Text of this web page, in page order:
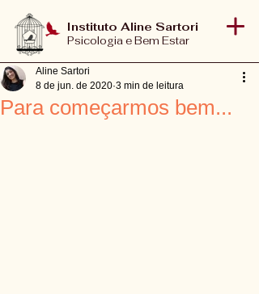
Instituto Aline Sartori
Psicologia e Bem Estar
Para começarmos bem...
Aline Sartori
8 de jun. de 2020 3 min de leitura